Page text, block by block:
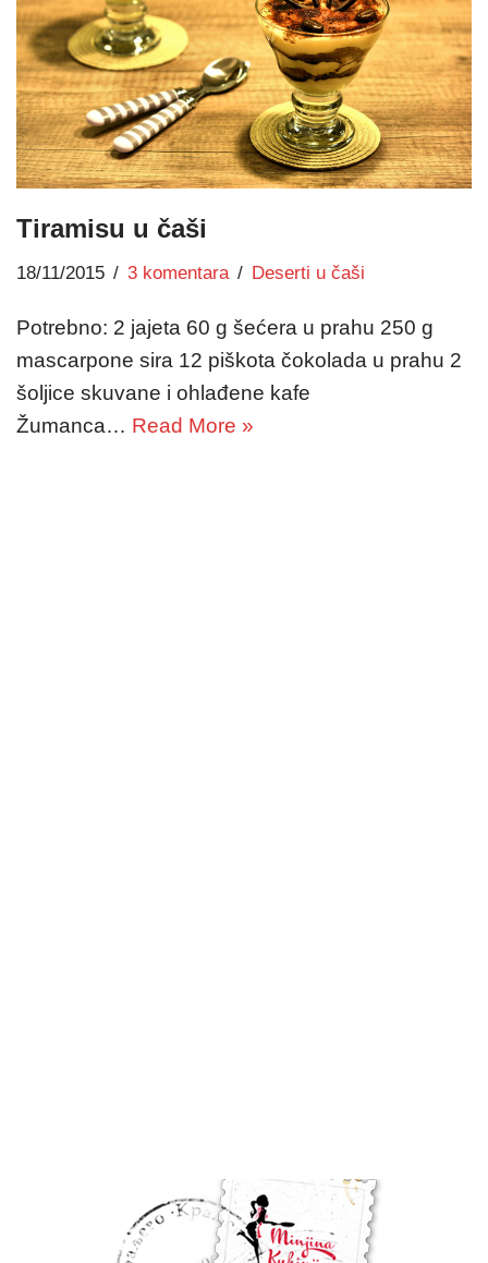
Tiramisu u čaši
18/11/2015 3 komentara Deserti u čaši
Potrebno: 2 jajeta 60 g šećera u prahu 250 g
mascarpone sira 12 piškota čokolada u prahu 2
šoljice skuvane i ohlađene kafe
Žumanca… Read More »